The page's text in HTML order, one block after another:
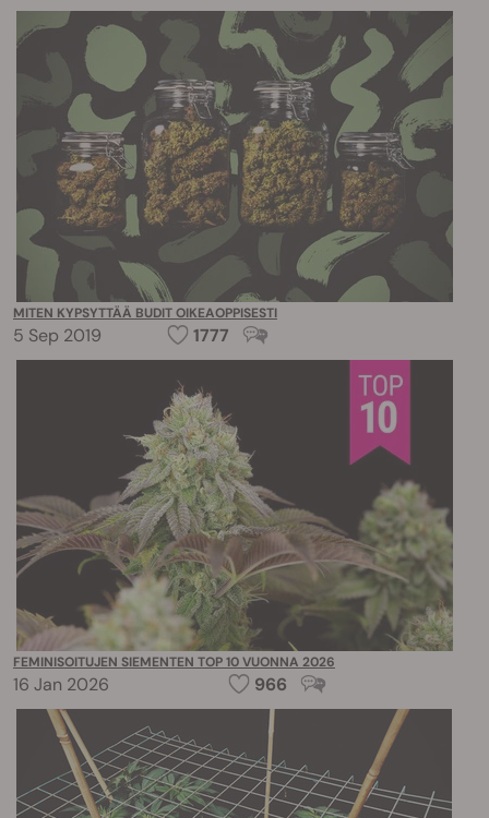
MITEN KYPSYTTÄÄ BUDIT OIKEAOPPISESTI
5 Sep 2019 1777
FEMINISOITUJEN SIEMENTEN TOP 10 VUONNA 2026
16 Jan 2026 966